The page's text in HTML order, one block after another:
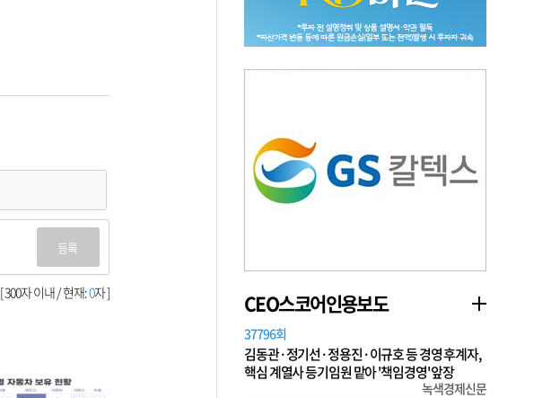
등록
[ 300자 이내 / 현재:0자 ] CEO스코어인용보도
37796회
김동관·정기선·정용진·이규호 등 경영 후계자,
핵심 계열사 등기임원 맡아 '책임경영' 앞장
녹색경제신문